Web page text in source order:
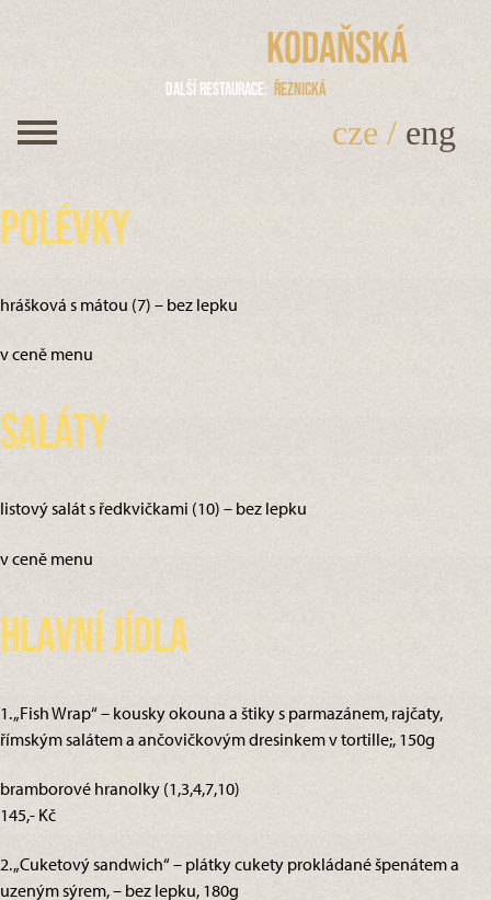
Kodaňská
Další restaurace Řeznická
cze / eng
Polévky
hrášková s mátou (7) – bez lepku
v ceně menu
Saláty
listový salát s ředkvičkami (10) – bez lepku
v ceně menu
Hlavní jídla
1. „Fish Wrap“ – kousky okouna a štiky s parmazánem, rajčaty,
římským salátem a ančovičkovým dresinkem v tortille;, 150g
bramborové hranolky (1,3,4,7,10)
145,- Kč
2. „Cuketový sandwich“ – plátky cukety prokládané špenátem a
uzeným sýrem, – bez lepku, 180g